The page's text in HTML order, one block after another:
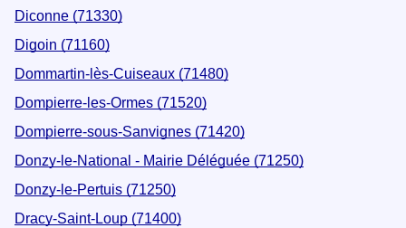
Diconne (71330)
Digoin (71160)
Dommartin-lès-Cuiseaux (71480)
Dompierre-les-Ormes (71520)
Dompierre-sous-Sanvignes (71420)
Donzy-le-National - Mairie Déléguée (71250)
Donzy-le-Pertuis (71250)
Dracy-Saint-Loup (71400)